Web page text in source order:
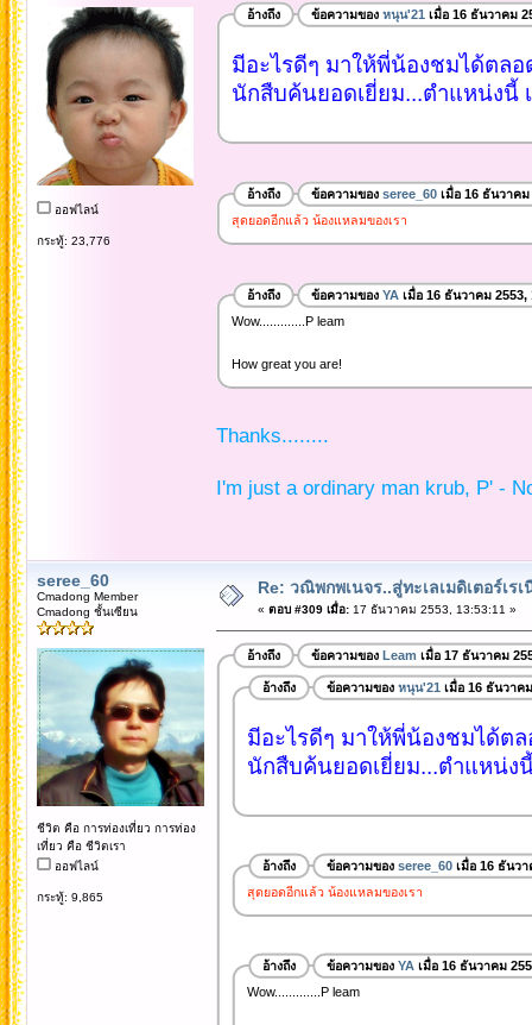
ออฟไลน์
กระทู้: 23,776
อ้างถึง ข้อความของ หนุน'21 เมื่อ 16 ธันวาคม
มีอะไรดีๆ มาให้พี่น้องชมได้ตลอ
นักสืบค้นยอดเยี่ยม...ตำแหน่งนี้
อ้างถึง ข้อความของ seree_60เมื่อ 16 ธันวาคม
สุดยอดอีกแล้ว น้องแหลมของเรา
อ้างถึง ข้อความของ YAเมื่อ 16 ธันวาคม 2553,
Wow.............P leam
How great you are!
Thanks........
I'm just a ordinary man krub, P' -
seree_60
Cmadong Member
Cmadong ชั้นเซียน
ชีวิต คือ การท่องเที่ยว การท่อง
เที่ยว คือ ชีวิตเรา
ออฟไลน์
กระทู้: 9,865
Re: วณิพกพเนจร..สู่ทะเลเมดิเตอร์เร
« ตอบ #309 เมื่อ:17 ธันวาคม 2553, 13:53:11 »
อ้างถึง ข้อความของ Leam เมื่อ 17 ธันวาคม
อ้างถึง ข้อความของ หนุน'21 เมื่อ 16 ธันวาค
มีอะไรดีๆ มาให้พี่น้องชมได้ตล
นักสืบค้นยอดเยี่ยม...ตำแหน่งนี้
อ้างถึง ข้อความของ seree_60เมื่อ 16 ธันวา
สุดยอดอีกแล้ว น้องแหลมของเรา
อ้างถึง ข้อความของ YAเมื่อ 16 ธันวาคม
Wow.............P leam